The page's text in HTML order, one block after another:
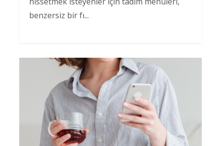
benzersiz bir fı...